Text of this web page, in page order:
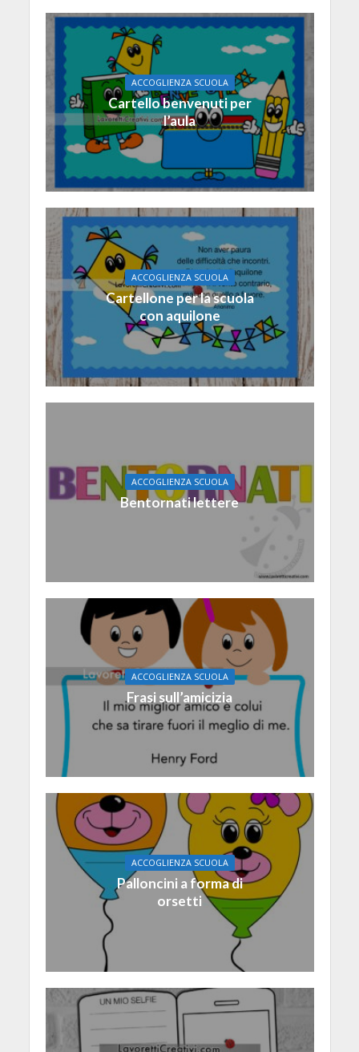
ACCOGLIENZA SCUOLA
Cartello benvenuti per
l’aula
ACCOGLIENZA SCUOLA
Cartellone per la scuola
con aquilone
ACCOGLIENZA SCUOLA
Bentornati lettere
ACCOGLIENZA SCUOLA
Frasi sull’amicizia
ACCOGLIENZA SCUOLA
Palloncini a forma di
orsetti